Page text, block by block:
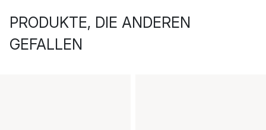
PRODUKTE, DIE ANDEREN
GEFALLEN